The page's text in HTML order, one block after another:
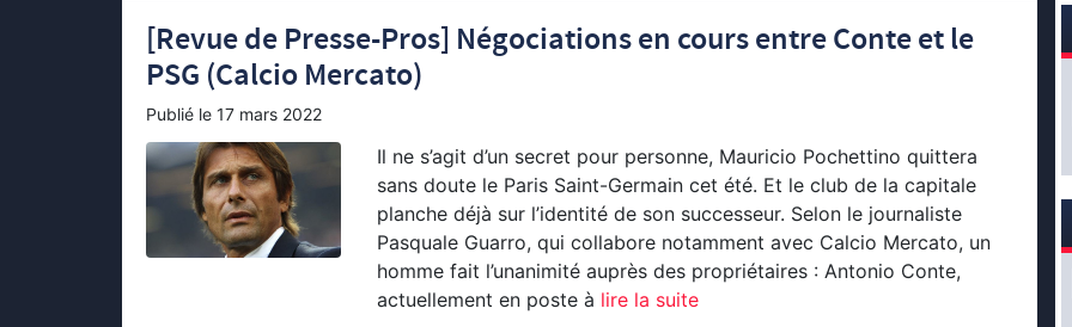
[Revue de Presse-Pros] Négociations en cours entre Conte et le
PSG (Calcio Mercato)
Publié le 17 mars 2022
Il ne s’agit d’un secret pour personne, Mauricio Pochettino quittera
sans doute le Paris Saint-Germain cet été. Et le club de la capitale
planche déjà sur l’identité de son successeur. Selon le journaliste
Pasquale Guarro, qui collabore notamment avec Calcio Mercato, un
homme fait l’unanimité auprès des propriétaires : Antonio Conte,
actuellement en poste à lire la suite